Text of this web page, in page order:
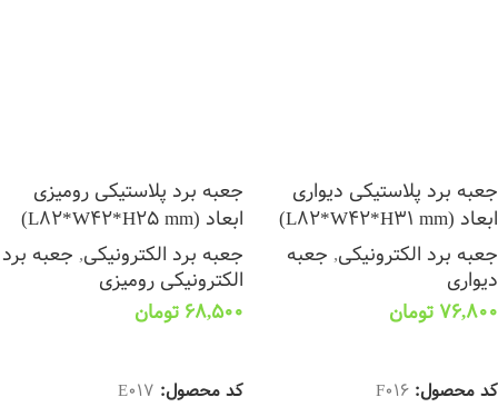
جعبه برد پلاستیکی دیواری
ابعاد (L82*W42*H31 mm)
جعبه برد الکترونیکی, جعبه
دیواری
76,800 تومان
کد محصول: F016
جعبه برد پلاستیکی رومیزی
ابعاد (L82*W42*H25 mm)
جعبه برد الکترونیکی, جعبه برد
الکترونیکی رومیزی
68,500 تومان
کد محصول: E017